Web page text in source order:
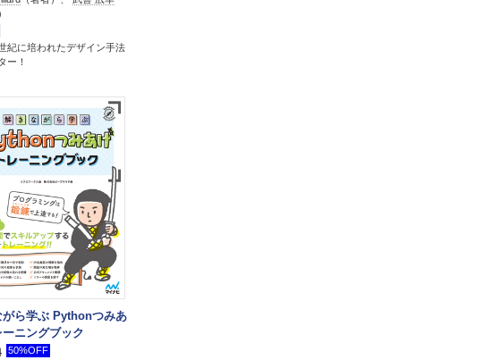
紀に培われたデザイン手法
ー！
がら学ぶ Pythonつみあ
ニングブック
50%OFF